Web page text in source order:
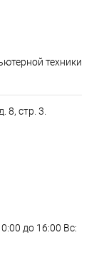
техники
8, стр. 3.
до 16:00 Вс: